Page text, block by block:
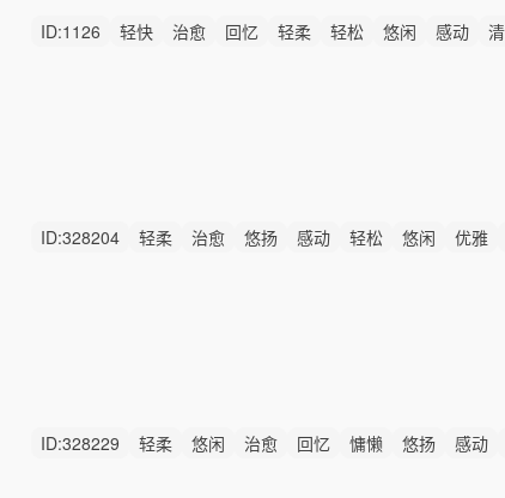
ID:1126 轻快 治愈 回忆 轻柔 轻松 悠闲 感动
ID:328204 轻柔 治愈 悠扬 感动 轻松 悠闲 优雅
ID:328229 轻柔 悠闲 治愈 回忆 慵懒 悠扬 感动